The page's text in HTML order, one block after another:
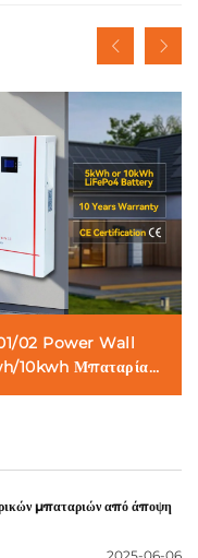
02 Power Wall
10kwh Μπαταρία
Ηλιακής
μπαταριών από άποψη